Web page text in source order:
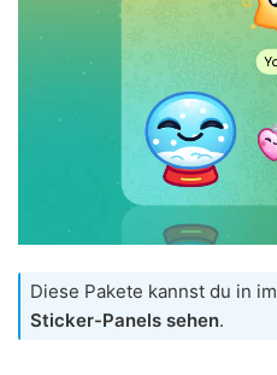
Diese Pakete kannst du in im
Sticker-Panels sehen.